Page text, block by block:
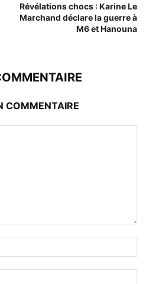
Révélations chocs : Karine Le
Marchand déclare la guerre à
M6 et Hanouna
COMMENTAIRE